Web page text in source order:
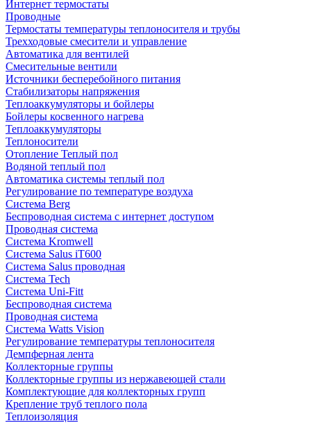
Интернет термостаты
Проводные
Термостаты температуры теплоносителя и трубы
Трехходовые смесители и управление
Автоматика для вентилей
Смесительные вентили
Источники бесперебойного питания
Стабилизаторы напряжения
Теплоаккумуляторы и бойлеры
Бойлеры косвенного нагрева
Теплоаккумуляторы
Теплоносители
Отопление Теплый пол
Водяной теплый пол
Автоматика системы теплый пол
Регулирование по температуре воздуха
Система Berg
Беспроводная система с интернет доступом
Проводная система
Система Kromwell
Система Salus iT600
Система Salus проводная
Система Tech
Система Uni-Fitt
Беспроводная система
Проводная система
Система Watts Vision
Регулирование температуры теплоносителя
Демпферная лента
Коллекторные группы
Коллекторные группы из нержавеющей стали
Комплектующие для коллекторных групп
Крепление труб теплого пола
Теплоизоляция